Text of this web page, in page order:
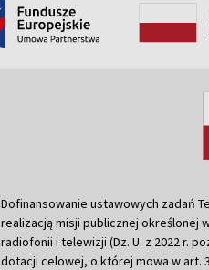
Dofinansowanie ustawowych zadań
realizacją misji publicznej określonej
radiofonii i telewizji (Dz. U. z 2022 r.
dotacji celowej, o której mowa w art.